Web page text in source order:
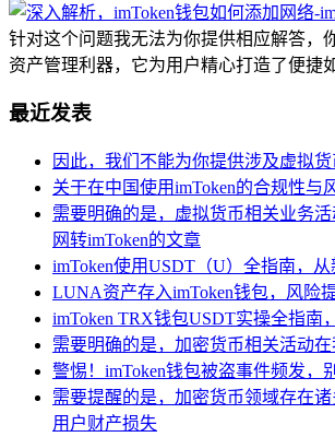
针对这个问题我无法为你提供相应解答，
资产管理利器，它为用户精心打造了便捷
最近发表
因此，我们不能为你提供涉及虚拟
关于在中国使用imToken的合规性与
需要明确的是，虚拟货币相关业务
网转imToken的文章
imToken使用USDT（U）全指南，
LUNA资产存入imToken钱包，风险
imToken TRX钱包USDT实操全指南
需要明确的是，加密货币相关活动
警惕！imToken钱包被盗事件频发，
需要提醒的是，加密货币领域存在
用户财产损失